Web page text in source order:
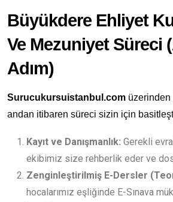
Büyükdere Ehliyet
Ve Mezuniyet Süreci
Adım)
Surucukursuistanbul.com üzerinden
andan itibaren süreci sizin için
Kayıt ve Danışmanlık: Gerekli
ekibimiz size rehberlik eder ve
Zenginleştirilmiş E-Dersler
hocalarımız eşliğinde E-Sınava